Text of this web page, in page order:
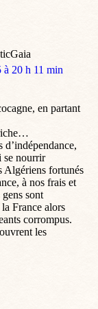
à 20 h 11 min
en partant
d’indépendance,
se nourrir
Algériens fortunés
à nos frais et
sont
France alors
corrompus.
les